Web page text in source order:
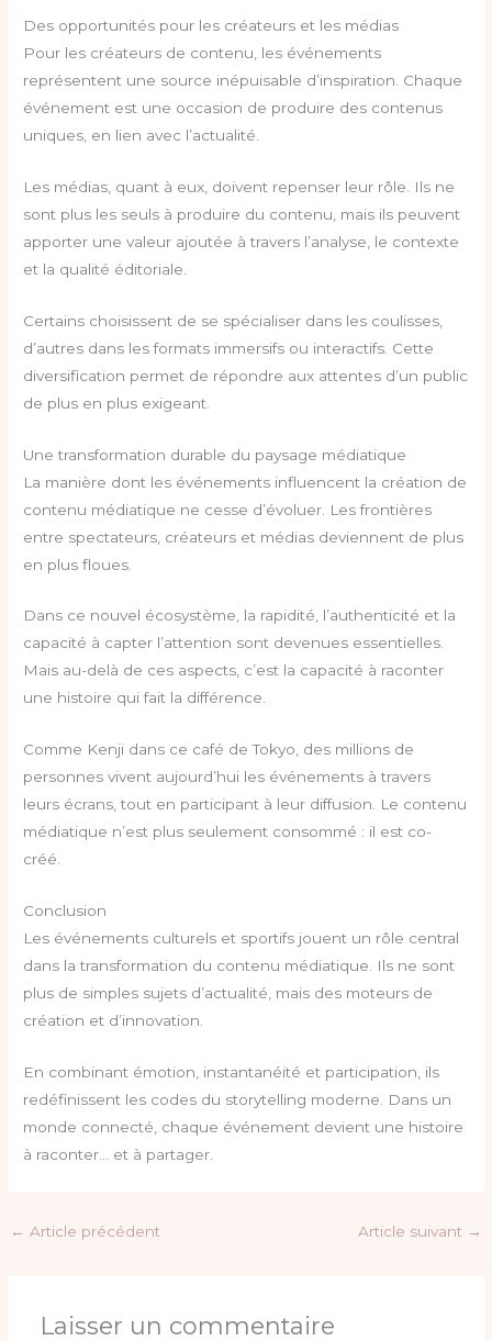
Des opportunités pour les créateurs et les médias
Pour les créateurs de contenu, les événements
représentent une source inépuisable d’inspiration. Chaque
événement est une occasion de produire des contenus
uniques, en lien avec l’actualité.
Les médias, quant à eux, doivent repenser leur rôle. Ils ne
sont plus les seuls à produire du contenu, mais ils peuvent
apporter une valeur ajoutée à travers l’analyse, le contexte
et la qualité éditoriale.
Certains choisissent de se spécialiser dans les coulisses,
d’autres dans les formats immersifs ou interactifs. Cette
diversification permet de répondre aux attentes d’un public
de plus en plus exigeant.
Une transformation durable du paysage médiatique
La manière dont les événements influencent la création de
contenu médiatique ne cesse d’évoluer. Les frontières
entre spectateurs, créateurs et médias deviennent de plus
en plus floues.
Dans ce nouvel écosystème, la rapidité, l’authenticité et la
capacité à capter l’attention sont devenues essentielles.
Mais au-delà de ces aspects, c’est la capacité à raconter
une histoire qui fait la différence.
Comme Kenji dans ce café de Tokyo, des millions de
personnes vivent aujourd’hui les événements à travers
leurs écrans, tout en participant à leur diffusion. Le contenu
médiatique n’est plus seulement consommé : il est co-
créé.
Conclusion
Les événements culturels et sportifs jouent un rôle central
dans la transformation du contenu médiatique. Ils ne sont
plus de simples sujets d’actualité, mais des moteurs de
création et d’innovation.
En combinant émotion, instantanéité et participation, ils
redéfinissent les codes du storytelling moderne. Dans un
monde connecté, chaque événement devient une histoire
à raconter… et à partager.
← Article précédent Article suivant →
Laisser un commentaire